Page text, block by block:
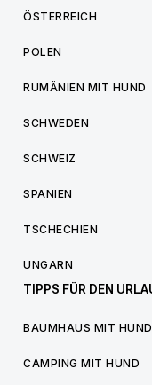
ÖSTERREICH
POLEN
RUMÄNIEN MIT HUND
SCHWEDEN
SCHWEIZ
SPANIEN
TSCHECHIEN
UNGARN
TIPPS FÜR DEN
BAUMHAUS MIT HUND
CAMPING MIT HUND